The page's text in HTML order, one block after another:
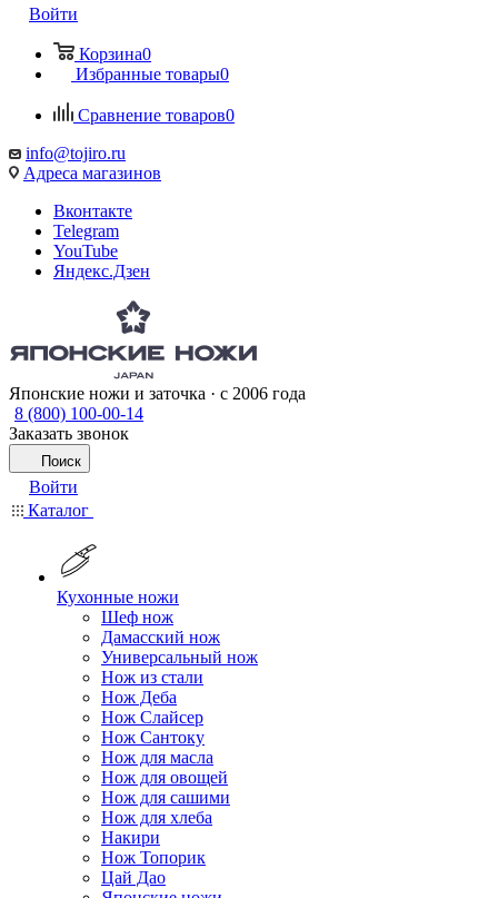
Войти
Корзина0
Избранные товары0
Сравнение товаров0
info@tojiro.ru
Адреса магазинов
Вконтакте
Telegram
YouTube
Яндекс.Дзен
Японские ножи и заточка · с 2006 года
8 (800) 100-00-14
Заказать звонок
Поиск
Войти
Каталог
Кухонные ножи
Шеф нож
Дамасский нож
Универсальный нож
Нож из стали
Нож Деба
Нож Слайсер
Нож Сантоку
Нож для масла
Нож для овощей
Нож для сашими
Нож для хлеба
Накири
Нож Топорик
Цай Дао